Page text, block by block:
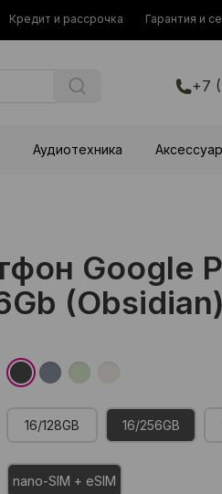
Кредит и рассрочка Гарантия и
+7
Аудиотехника
Google
(Obsidian)
16/128GB 16/256GB
nano-SIM + eSIM